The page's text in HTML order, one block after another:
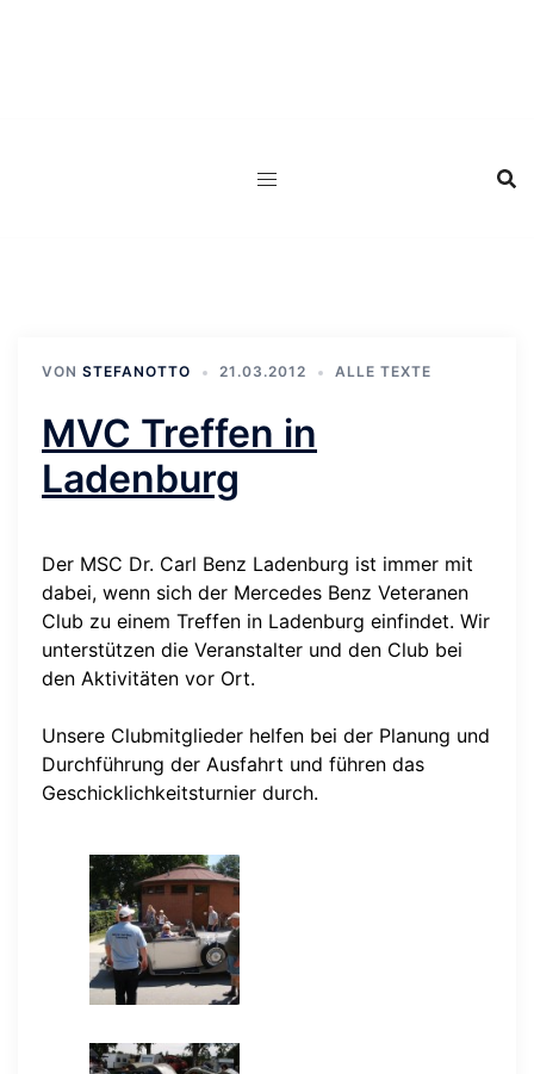
VON STEFANOTTO 21.03.2012 ALLE TEXTE
MVC Treffen in
Ladenburg
Der MSC Dr. Carl Benz Ladenburg ist immer mit
dabei, wenn sich der Mercedes Benz Veteranen
Club zu einem Treffen in Ladenburg einfindet. Wir
unterstützen die Veranstalter und den Club bei
den Aktivitäten vor Ort.
Unsere Clubmitglieder helfen bei der Planung und
Durchführung der Ausfahrt und führen das
Geschicklichkeitsturnier durch.